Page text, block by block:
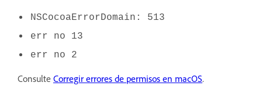
NSCocoaErrorDomain: 513
err no 13
err no 2
Consulte Corregir errores de permisos en macOS.